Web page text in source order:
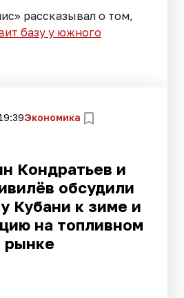
рассказывал о том,
базу у южного
Экономика
Кондратьев и
обсудили
Кубани к зиме и
на топливном
рынке